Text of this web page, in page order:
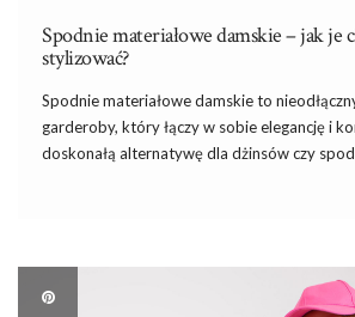
Spodnie materiałowe damskie – jak je
stylizować?
Spodnie materiałowe damskie to
garderoby, który łączy w sobie elegancję i
doskonałą alternatywę dla dżinsów czy